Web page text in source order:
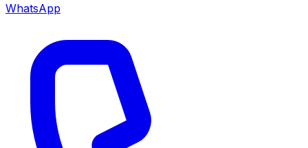
WhatsApp